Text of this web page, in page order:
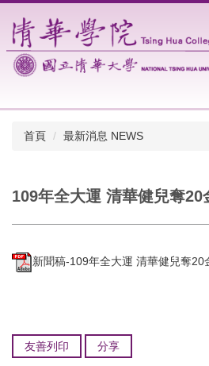
到
主
要
內
區
首頁
最新消息 NEWS
109年全大運 清華健兒奪20
新聞稿-109年全大運 清華健兒奪20
友善列印 分享